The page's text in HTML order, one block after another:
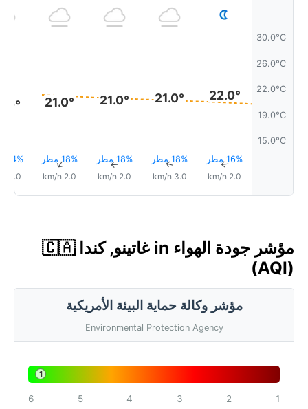
30.0°C
26.0°C
22.0°C
19.0°C
15.0°C
22.0°
16% مطر↑
2.0 km/h
21.0°
18% مطر↑
3.0 km/h
21.0°
18% مطر
↑
2.0 km/h
21.0°
18% مطر↑
2.0 km/h
24% مطر
2.0 km/h
مؤشر جودة الهواء in غاتينو, كندا 🇨🇦
(AQI)
مؤشر وكالة حماية البيئة الأمريكية
Environmental Protection Agency
1
1
2
3
4
5
6